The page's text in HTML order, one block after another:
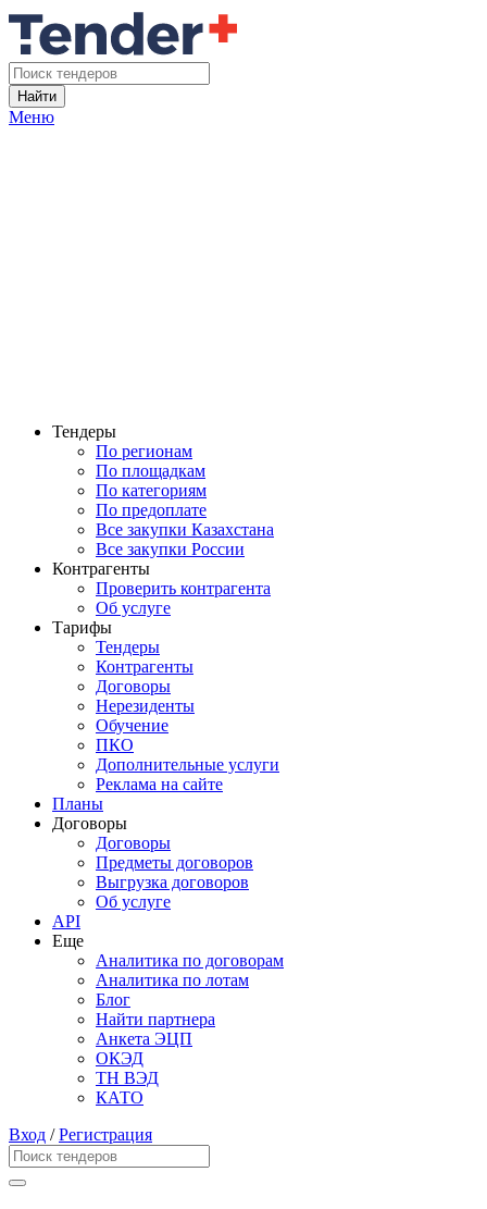
Найти
Меню
Тендеры
По регионам
По площадкам
По категориям
По предоплате
Все закупки Казахстана
Все закупки России
Контрагенты
Проверить контрагента
Об услуге
Тарифы
Тендеры
Контрагенты
Договоры
Нерезиденты
Обучение
ПКО
Дополнительные услуги
Реклама на сайте
Планы
Договоры
Договоры
Предметы договоров
Выгрузка договоров
Об услуге
API
Еще
Аналитика по договорам
Аналитика по лотам
Блог
Найти партнера
Анкета ЭЦП
ОКЭД
ТН ВЭД
КАТО
Вход /Регистрация